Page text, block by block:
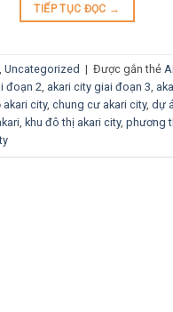
TIẾP TỤC ĐỌC →
Uncategorized | Được gắn thẻ
đoạn 2 akari city giai đoạn 3
akari city, chung cư akari city, dự
khu đô thị akari city, phương